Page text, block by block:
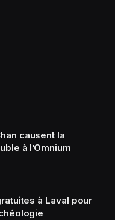
causent la
à l’Omnium
à Laval pour